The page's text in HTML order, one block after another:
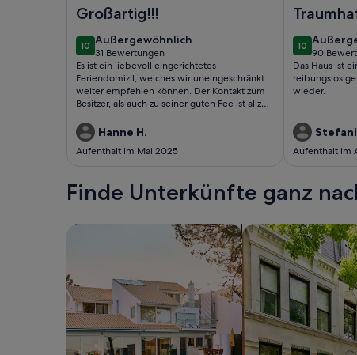
Großartig!!!
1010 von 10
Außergewöhnlich
außergewöhnlich
31 Bewertungen
(31
bewertungen)
Es ist ein liebevoll eingerichtetes
Feriendomizil, welches wir uneingeschränkt
weiter empfehlen können. Der Kontakt zum
Besitzer, als auch zu seiner guten Fee ist allzeit
gewesen.Wir kommen sehr gerne wieder.
Hanne H.
Aufenthalt im Mai 2025
1010 von 10
90
(90
Das Haus ist
reibungslos
wieder.
Aufenthalt im
Finde Unterkünfte ganz
Suche nach Ferienhäusern Suche nach